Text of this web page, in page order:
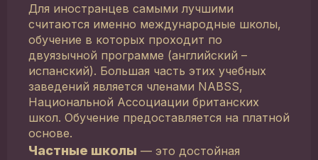
Для иностранцев самыми лучшими
считаются именно международные школы,
обучение в которых проходит по
двуязычной программе (английский –
испанский). Большая часть этих учебных
заведений является членами NABSS,
Национальной Ассоциации британских
школ. Обучение предоставляется на платной
основе.
Частные школы — это достойная